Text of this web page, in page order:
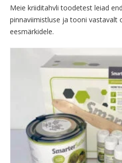
Meie kriiditahvli toodetest leiad
pinnaviimistluse ja tooni vastavalt
eesmärkidele.